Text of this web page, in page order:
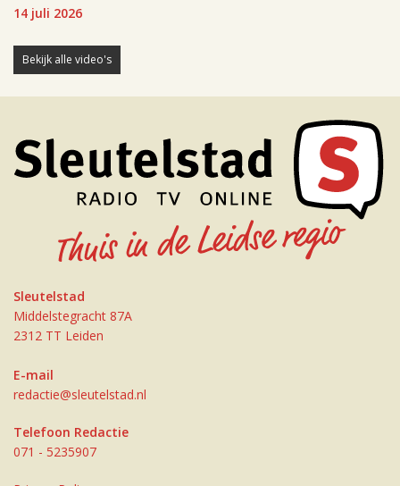
14 juli 2026
Bekijk alle video's
Sleutelstad
Middelstegracht 87A
2312 TT Leiden
E-mail
redactie@sleutelstad.nl
Telefoon Redactie
071 - 5235907